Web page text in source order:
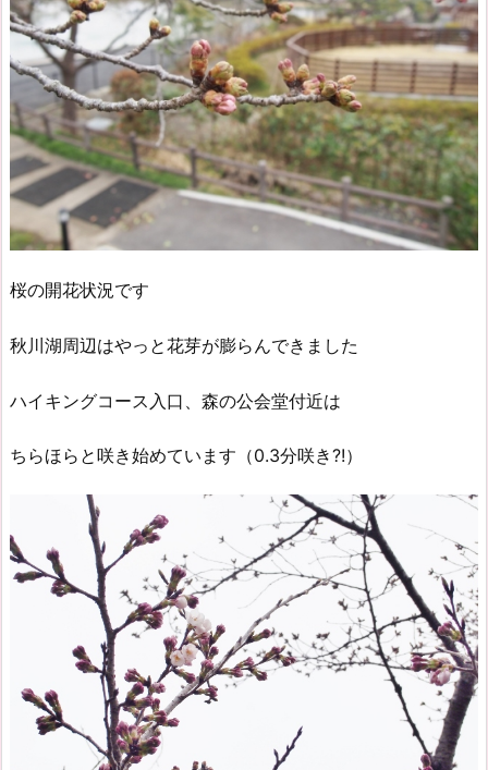
桜の開花状況です
秋川湖周辺はやっと花芽が膨らんできました
ハイキングコース入口、森の公会堂付近は
ちらほらと咲き始めています（0.3分咲き?!）